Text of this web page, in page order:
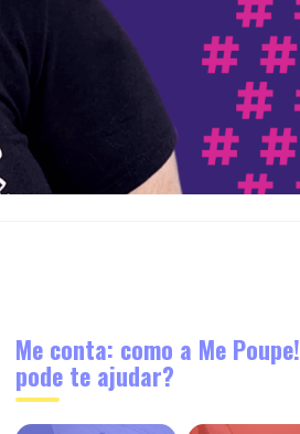
Me conta: como a Me Poupe!
pode te ajudar?